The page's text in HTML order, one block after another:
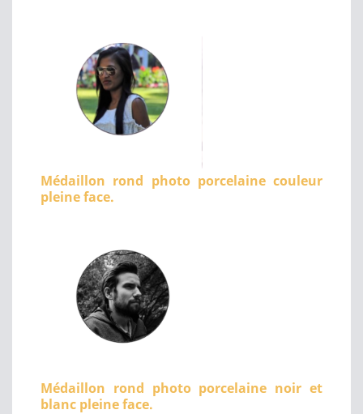
Médaillon rond photo porcelaine couleur
pleine face.
Médaillon rond photo porcelaine noir et
blanc pleine face.